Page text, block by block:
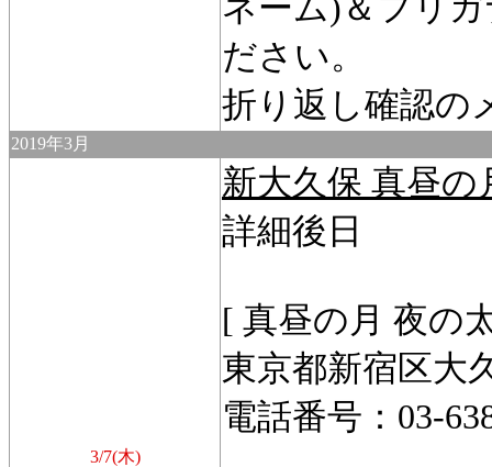
ださい。
折り返し確認の
2019年3月
3/7(木)
新大久保 真昼の
詳細後日
[ 真昼の月 夜の
東京都新宿区大
電話番号：03-